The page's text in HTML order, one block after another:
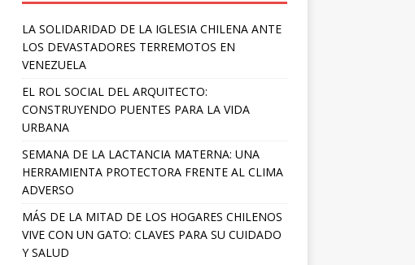
LA SOLIDARIDAD DE LA IGLESIA CHILENA ANTE
LOS DEVASTADORES TERREMOTOS EN
VENEZUELA
EL ROL SOCIAL DEL ARQUITECTO:
CONSTRUYENDO PUENTES PARA LA VIDA
URBANA
SEMANA DE LA LACTANCIA MATERNA: UNA
HERRAMIENTA PROTECTORA FRENTE AL CLIMA
ADVERSO
MÁS DE LA MITAD DE LOS HOGARES CHILENOS
VIVE CON UN GATO: CLAVES PARA SU CUIDADO
Y SALUD